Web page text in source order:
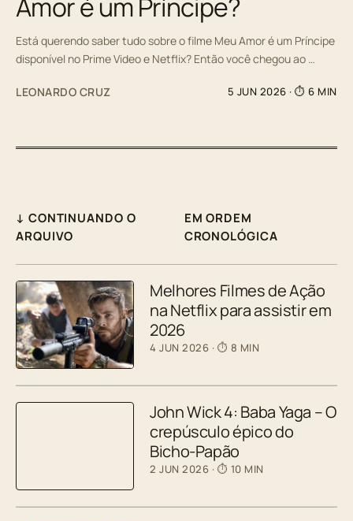
Amor é um Príncipe?
Está querendo saber tudo sobre o filme Meu Amor é um Príncipe
disponível no Prime Video e Netflix? Então você chegou ao …
LEONARDO CRUZ 5 JUN 2026 · ⏱ 6 MIN
↓ CONTINUANDO O
ARQUIVO
EM ORDEM
CRONOLÓGICA
Melhores Filmes de Ação
na Netflix para assistir em
2026
4 JUN 2026 · ⏱ 8 MIN
John Wick 4: Baba Yaga – O
crepúsculo épico do
Bicho-Papão
2 JUN 2026 · ⏱ 10 MIN